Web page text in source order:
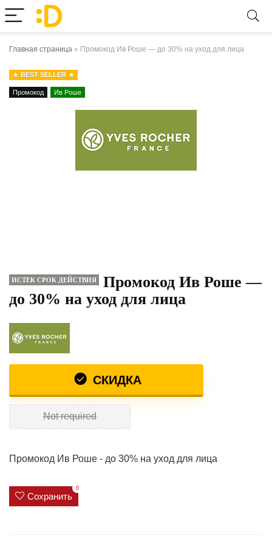
Главная страница » Промокод Ив Роше — до 30% на уход для лица
BEST SELLER
Промокод Ив Роше
ИСТЕК СРОК ДЕЙСТВИЯ
Промокод Ив Роше —
до 30% на уход для лица
СКИДКА
Not required
Промокод Ив Роше - до 30% на уход для лица
Сохранить
0